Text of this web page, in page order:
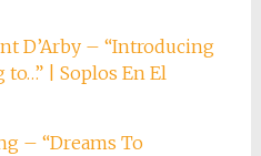
D’Arby – “Introducing
| Soplos En El
– “Dreams To